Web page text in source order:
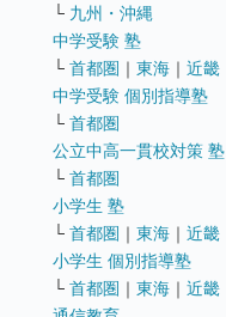
└ 九州・沖縄
中学受験 塾
└ 首都圏 ｜ 東海 ｜ 近畿
中学受験 個別指導塾
└ 首都圏
公立中高一貫校対策 塾
└ 首都圏
小学生 塾
└ 首都圏 ｜ 東海 ｜ 近畿
小学生 個別指導塾
└ 首都圏 ｜ 東海 ｜ 近畿